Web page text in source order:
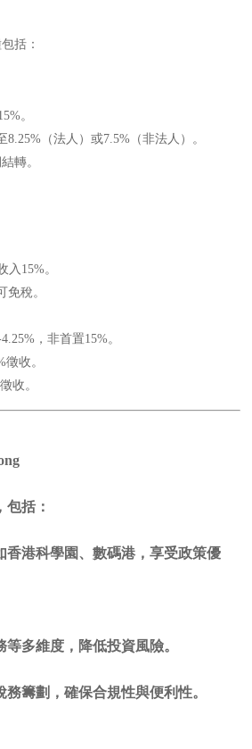
括：
。
（法人）或7.5%（非法人）。
轉。
入15%。
免稅。
，非首置15%。
收。
收。
括：
香港科學園、數碼港，享受政策優
多維度，降低投資風險。
籌劃，確保合規性與便利性。